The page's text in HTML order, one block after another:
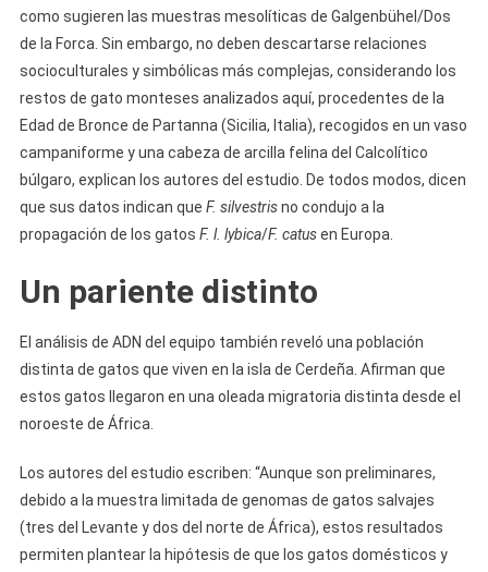
como sugieren las muestras mesolíticas de Galgenbühel/Dos
de la Forca. Sin embargo, no deben descartarse relaciones
socioculturales y simbólicas más complejas, considerando los
restos de gato monteses analizados aquí, procedentes de la
Edad de Bronce de Partanna (Sicilia, Italia), recogidos en un vaso
campaniforme y una cabeza de arcilla felina del Calcolítico
búlgaro, explican los autores del estudio. De todos modos, dicen
que sus datos indican que F. silvestrisno condujo a la
propagación de los gatos F. l. lybica/F. catusen Europa.
Un pariente distinto
El análisis de ADN del equipo también reveló una población
distinta de gatos que viven en la isla de Cerdeña. Afirman que
estos gatos llegaron en una oleada migratoria distinta desde el
noroeste de África.
Los autores del estudio escriben: “Aunque son preliminares,
debido a la muestra limitada de genomas de gatos salvajes
(tres del Levante y dos del norte de África), estos resultados
permiten plantear la hipótesis de que los gatos domésticos y